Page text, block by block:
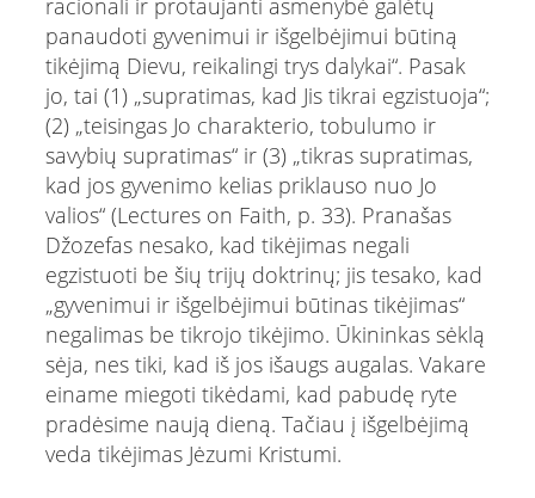
panaudoti gyvenimui ir išgelbėjimui būtiną
tikėjimą Dievu, reikalingi trys dalykai“. Pasak
jo, tai (1) „supratimas, kad Jis tikrai egzistuoja“;
(2) „teisingas Jo charakterio, tobulumo ir
savybių supratimas“ ir (3) „tikras supratimas,
kad jos gyvenimo kelias priklauso nuo Jo
valios“ (Lectures on Faith, p. 33). Pranašas
Džozefas nesako, kad tikėjimas negali
egzistuoti be šių trijų doktrinų; jis tesako, kad
„gyvenimui ir išgelbėjimui būtinas tikėjimas“
negalimas be tikrojo tikėjimo. Ūkininkas sėklą
sėja, nes tiki, kad iš jos išaugs augalas. Vakare
einame miegoti tikėdami, kad pabudę ryte
pradėsime naują dieną. Tačiau į išgelbėjimą
veda tikėjimas Jėzumi Kristumi.